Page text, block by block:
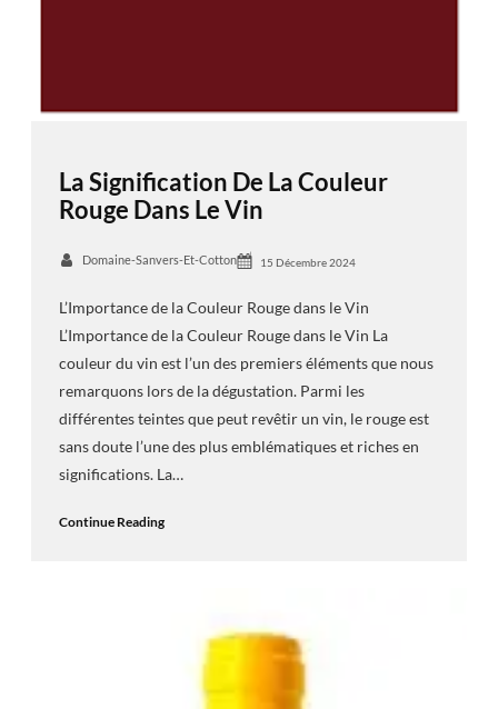
La Signification De La Couleur
Rouge Dans Le Vin
Domaine-Sanvers-Et-Cotton 15 Décembre 2024
L’Importance de la Couleur Rouge dans le Vin
L’Importance de la Couleur Rouge dans le Vin La
couleur du vin est l’un des premiers éléments que nous
remarquons lors de la dégustation. Parmi les
différentes teintes que peut revêtir un vin, le rouge est
sans doute l’une des plus emblématiques et riches en
significations. La…
Continue Reading